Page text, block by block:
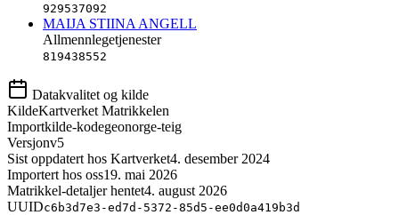
929537092
MAIJA STIINA ANGELL
Allmennlegetjenester
819438552
Datakvalitet og kilde
KildeKartverket Matrikkelen
Importkilde-kodegeonorge-teig
Versjonv5
Sist oppdatert hos Kartverket4. desember 2024
Importert hos oss19. mai 2026
Matrikkel-detaljer hentet4. august 2026
UUIDc6b3d7e3-ed7d-5372-85d5-ee0d0a419b3d